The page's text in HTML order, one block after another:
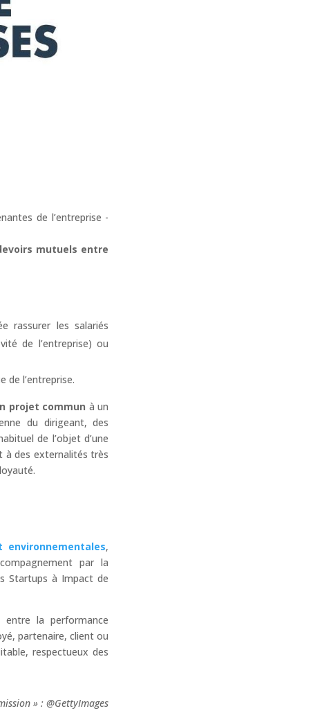
de l’entreprise -
mutuels entre
rassurer les salariés
de l’entreprise) ou
de l’entreprise.
projet commun à un
du dirigeant, des
de l’objet d’une
à des externalités très
,
par la
Startups à Impact de
la performance
partenaire, client ou
respectueux des
» : @GettyImages